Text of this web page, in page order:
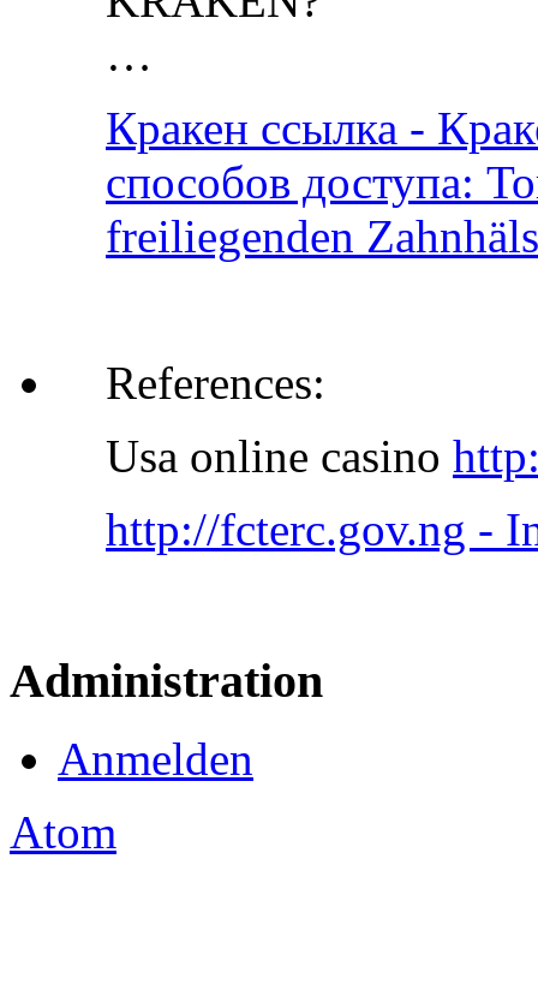
…
Кракен ссылка -
способов доступа:
freiliegenden
References:
Usa online casino
http://fcterc.gov.ng -
Administration
Anmelden
Atom